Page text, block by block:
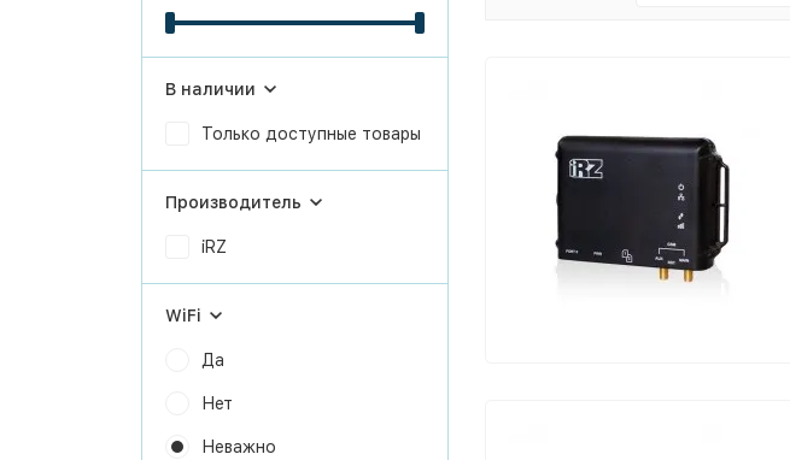
В наличии
Только доступные товары
Производитель
iRZ
WiFi
Да
Нет
Неважно